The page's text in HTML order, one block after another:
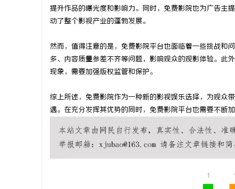
提升作品的曝光度和影响力。同时，免费影院也为广告主
动了整个影视产业的蓬勃发展。
然而，值得注意的是，免费影院平台也面临着一些挑战和
多、内容质量参差不齐等问题，影响观众的观影体验。此
现象，需要加强版权监管和保护。
综上所述，免费影院作为一种新的影视娱乐选择，为观众
遇。在充分发挥其优势的同时，免费影院平台也需要不断
1 1
全面解析在线